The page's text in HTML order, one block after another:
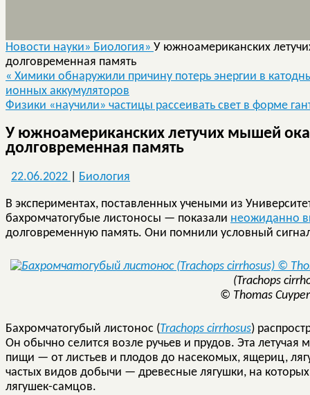
Новости науки» Биология» У южноамериканских
долговременная память
« Химики обнаружили причину потерь энергии в
ионных аккумуляторов
Физики «научили» частицы рассеивать свет в форме
У южноамериканских летучих мышей
долговременная память
22.06.2022 Биология
В экспериментах, поставленных учеными из
бахромчатогубые листоносы — показали неожиданно
долговременную память. Они помнили условный сигнал
(Trachops
© Thomas
Бахромчатогубый листонос (Trachops cirrhosus)
Он обычно селится возле ручьев и прудов. Эта
пищи — от листьев и плодов до насекомых, ящериц,
частых видов добычи — древесные лягушки, на
лягушек-самцов.